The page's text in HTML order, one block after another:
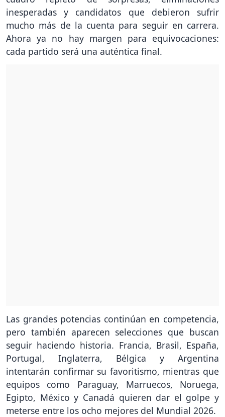
inesperadas y candidatos que debieron sufrir
mucho más de la cuenta para seguir en carrera.
Ahora ya no hay margen para equivocaciones:
cada partido será una auténtica final.
Las grandes potencias continúan en competencia,
pero también aparecen selecciones que buscan
seguir haciendo historia. Francia, Brasil, España,
Portugal, Inglaterra, Bélgica y Argentina
intentarán confirmar su favoritismo, mientras que
equipos como Paraguay, Marruecos, Noruega,
Egipto, México y Canadá quieren dar el golpe y
meterse entre los ocho mejores del Mundial 2026.